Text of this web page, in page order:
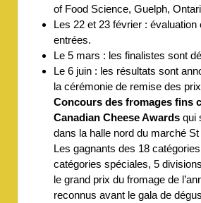
of Food Science, Guelph,
Les 22 et 23 février : évaluation
entrées.
Le 5 mars : les finalistes sont
Le 6 juin : les résultats sont
la cérémonie de remise des
Concours des fromages fins
Canadian Cheese Awards qui
dans la halle nord du marché
Les gagnants des 18
catégories spéciales, 5
le grand prix du fromage de
reconnus avant le gala de